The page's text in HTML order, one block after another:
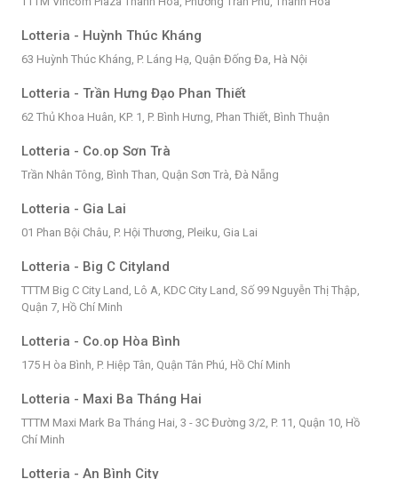
Lotteria - Huỳnh Thúc Kháng
63 Huỳnh Thúc Kháng, P. Láng Hạ, Quận Đống Đa, Hà Nội
Lotteria - Trần Hưng Đạo Phan Thiết
62 Thủ Khoa Huân, KP. 1, P. Bình Hưng, Phan Thiết, Bình Thuận
Lotteria - Co.op Sơn Trà
Trần Nhân Tông, Bình Than, Quận Sơn Trà, Đà Nẵng
Lotteria - Gia Lai
01 Phan Bội Châu, P. Hội Thương, Pleiku, Gia Lai
Lotteria - Big C Cityland
TTTM Big C City Land, Lô A, KDC City Land, Số 99 Nguyễn Thị Thập,
Quận 7, Hồ Chí Minh
Lotteria - Co.op Hòa Bình
175 H òa Bình, P. Hiệp Tân, Quận Tân Phú, Hồ Chí Minh
Lotteria - Maxi Ba Tháng Hai
TTTM Maxi Mark Ba Tháng Hai, 3 - 3C Đường 3/2, P. 11, Quận 10, Hồ
Chí Minh
Lotteria - An Bình City